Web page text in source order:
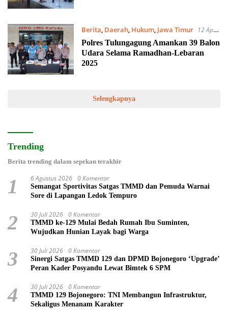
Berita, Daerah, Hukum, Jawa Timur
12 April
2025
Polres Tulungagung Amankan 39 Balon
Udara Selama Ramadhan-Lebaran
2025
Selengkapnya
Trending
Berita trending dalam sepekan terakhir
1 6 Agustus 2026 0 Komentar
Semangat Sportivitas Satgas TMMD dan Pemuda Warnai
Sore di Lapangan Ledok Tempuro
2 30 Juli 2026 0 Komentar
TMMD ke-129 Mulai Bedah Rumah Ibu Suminten,
Wujudkan Hunian Layak bagi Warga
3 30 Juli 2026 0 Komentar
Sinergi Satgas TMMD 129 dan DPMD Bojonegoro ‘Upgrade’
Peran Kader Posyandu Lewat Bimtek 6 SPM
4 30 Juli 2026 0 Komentar
TMMD 129 Bojonegoro: TNI Membangun Infrastruktur,
Sekaligus Menanam Karakter